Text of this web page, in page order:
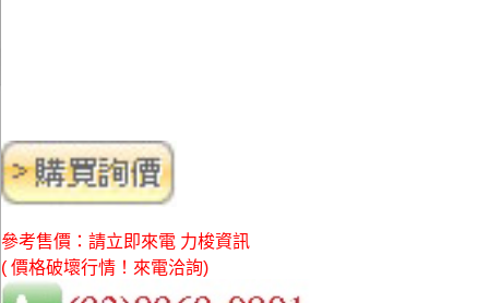
參考售價：請立即來電 力梭資訊
( 價格破壞行情！來電洽詢)